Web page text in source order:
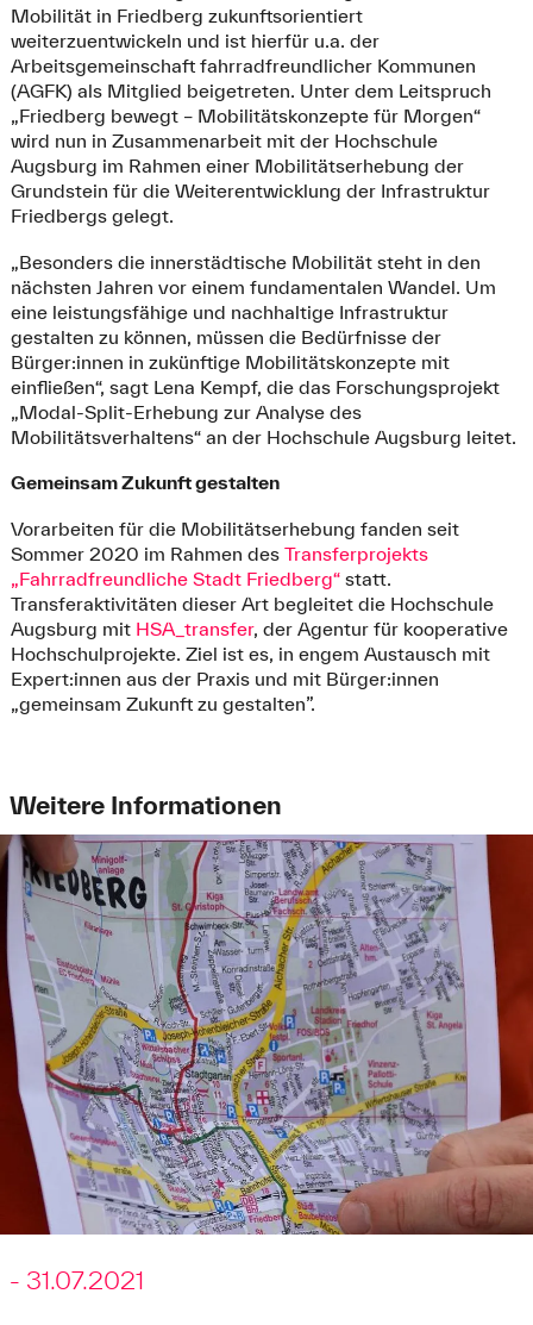
Mobilität in Friedberg zukunftsorientiert
weiterzuentwickeln und ist hierfür u.a. der
Arbeitsgemeinschaft fahrradfreundlicher Kommunen
(AGFK) als Mitglied beigetreten. Unter dem Leitspruch
„Friedberg bewegt – Mobilitätskonzepte für Morgen“
wird nun in Zusammenarbeit mit der Hochschule
Augsburg im Rahmen einer Mobilitätserhebung der
Grundstein für die Weiterentwicklung der Infrastruktur
Friedbergs gelegt.
„Besonders die innerstädtische Mobilität steht in den
nächsten Jahren vor einem fundamentalen Wandel. Um
eine leistungsfähige und nachhaltige Infrastruktur
gestalten zu können, müssen die Bedürfnisse der
Bürger:innen in zukünftige Mobilitätskonzepte mit
einfließen“, sagt Lena Kempf, die das Forschungsprojekt
„Modal-Split-Erhebung zur Analyse des
Mobilitätsverhaltens“ an der Hochschule Augsburg leitet.
Gemeinsam Zukunft gestalten
Vorarbeiten für die Mobilitätserhebung fanden seit
Sommer 2020 im Rahmen des Transferprojekts
„Fahrradfreundliche Stadt Friedberg“statt.
Transferaktivitäten dieser Art begleitet die Hochschule
Augsburg mit HSA_transfer, der Agentur für kooperative
Hochschulprojekte. Ziel ist es, in engem Austausch mit
Expert:innen aus der Praxis und mit Bürger:innen
„gemeinsam Zukunft zu gestalten”.
Weitere Informationen
- 31.07.2021